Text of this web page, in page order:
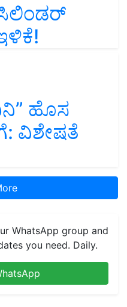
ಹೊಸ
ವಿಶೇಷತೆ
WhatsApp group and
you need. Daily.